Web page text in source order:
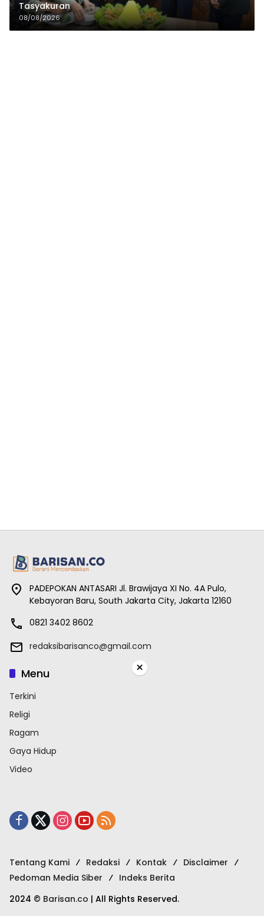
Tasyakuran
08/08/2026
PADEPOKAN ANTASARI Jl. Brawijaya XI No. 4A Pulo,
Kebayoran Baru, South Jakarta City, Jakarta 12160
0821 3402 8602
redaksibarisanco@gmail.com
Menu
Terkini
Religi
Ragam
Gaya Hidup
Video
Tentang Kami Redaksi Kontak
Disclaimer
Pedoman Media Siber
Indeks Berita
2024 © Barisan.co | All Rights Reserved.
×